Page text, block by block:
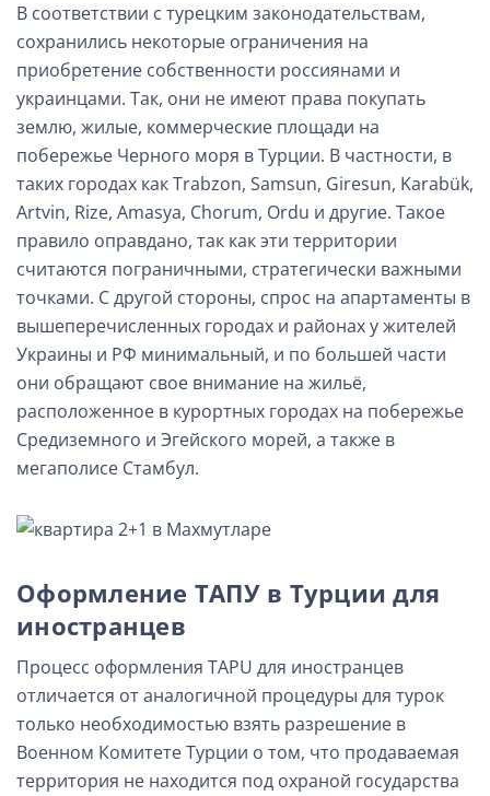
В соответствии с турецким законодательствам,
сохранились некоторые ограничения на
приобретение собственности россиянами и
украинцами. Так, они не имеют права покупать
землю, жилые, коммерческие площади на
побережье Черного моря в Турции. В частности, в
таких городах как Trabzon, Samsun, Giresun, Karabük,
Artvin, Rize, Amasya, Chorum, Ordu и другие. Такое
правило оправдано, так как эти территории
считаются пограничными, стратегически важными
точками. С другой стороны, спрос на апартаменты в
вышеперечисленных городах и районах у жителей
Украины и РФ минимальный, и по большей части
они обращают свое внимание на жильё,
расположенное в курортных городах на побережье
Средиземного и Эгейского морей, а также в
мегаполисе Стамбул.
Оформление ТАПУ в Турции для
иностранцев
Процесс оформления TAPU для иностранцев
отличается от аналогичной процедуры для турок
только необходимостью взять разрешение в
Военном Комитете Турции о том, что продаваемая
территория не находится под охраной государства